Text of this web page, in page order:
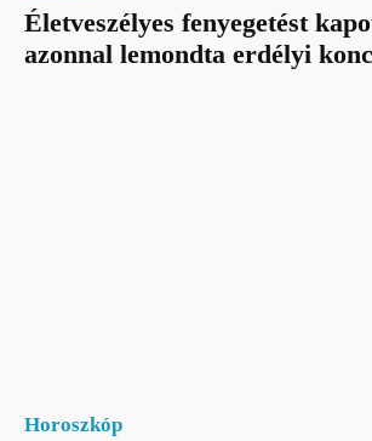
Életveszélyes fenyegetést
azonnal lemondta erdélyi
Horoszkóp